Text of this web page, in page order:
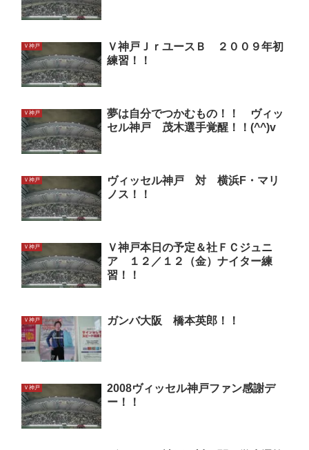
Ｖ神戸
Ｖ神戸ＪｒユースＢ ２００９年初
練習！！
Ｖ神戸
夢は自分でつかむもの！！ ヴィッ
セル神戸 茂木選手覚醒！！(^^)v
Ｖ神戸
ヴィッセル神戸 対 横浜F・マリ
ノス！！
Ｖ神戸
Ｖ神戸本日の予定＆社ＦＣジュニ
ア １２／１２（金）ナイター練
習！！
Ｖ神戸 ガンバ大阪 橋本英郎！！
Ｖ神戸
2008ヴィッセル神戸ファン感謝デ
ー！！